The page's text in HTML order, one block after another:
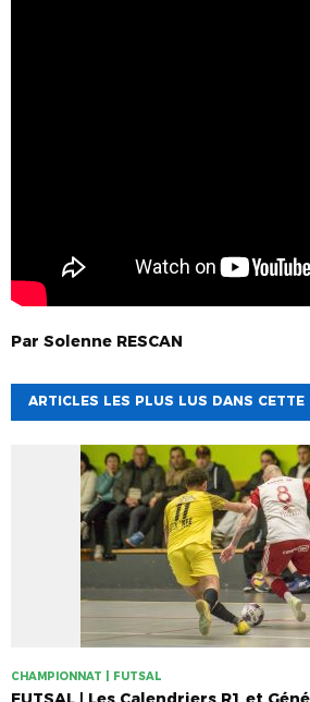
Par Solenne RESCAN
ARTICLES LES PLUS LUS DANS CETTE
CHAMPIONNAT | FUTSAL